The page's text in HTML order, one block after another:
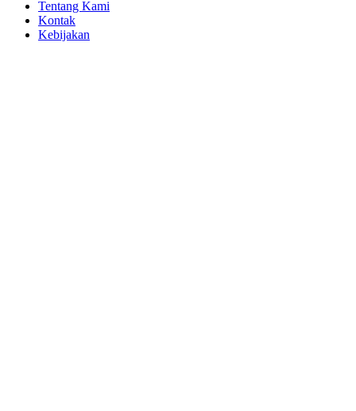
Tentang Kami
Kontak
Kebijakan